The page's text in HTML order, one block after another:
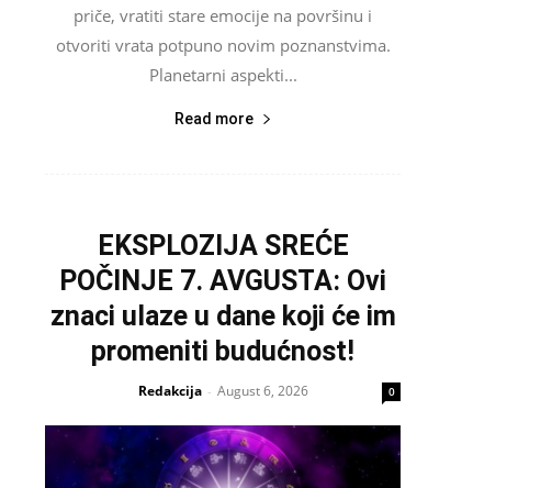
priče, vratiti stare emocije na površinu i
otvoriti vrata potpuno novim poznanstvima.
Planetarni aspekti...
Read more
EKSPLOZIJA SREĆE
POČINJE 7. AVGUSTA: Ovi
znaci ulaze u dane koji će im
promeniti budućnost!
Redakcija - August 6, 2026 0